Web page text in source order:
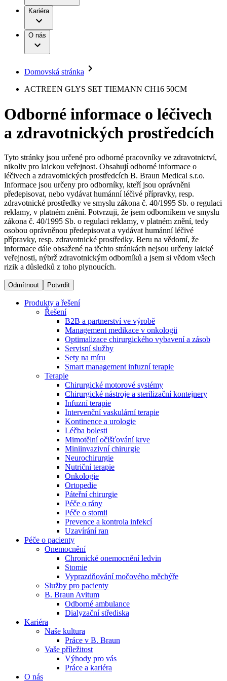
Léčba bolesti
Mimotělní očišťování krve
Neurochirurgie
Onkologie
Ortopedie
Páteřní chirurgie
Péče o rány
Prevence a kontrola infekcí
Uzavírání ran
Řešení
Terapie
Produktový katalog​
Objevte naše produkty. Navštivte produktový katalog B.
Braun s našim kompletním produktovým portfoliem.
Onemocnění
B. Braun Avitum
Dialyzační střediska​
B. Braun Avitum poskytuje kvalitní dialyzační péči ve všech
svých střediscích v České republice. Více informací se
dozvíte na stránkách jednotlivých středisek.
Odborné ambulance
Naše specializované ambulance jsou tu pro vás. Zvolte
specializaci a město, které potřebujete, a objednejte se do naší
ambulance.
Práce a kariéra
Naše kultura
Vaše příležitost​
Nabídky pracovních míst
Objevte své kariérní příležitosti ​v B. Braun. Vyhledejte náš trh
práce​ pro zajímavé pozice.​
Odpovědnost
Média
Tiskové zprávy
Kontakt
Kontaktní formulář
Registrace k odběru newsletteru
Odpovědnost
Média
Kontakt
Zůstaňte v dialogu s B. Braun. ​Kontaktujte nás.​
Kariéra
O nás
Domovská stránka
ACTREEN GLYS SET TIEMANN CH16 50CM
Odborné informace o léčivech
a zdravotnických prostředcích
Tyto stránky jsou určené pro odborné pracovníky ve zdravotnictví,
nikoliv pro laickou veřejnost. Obsahují odborné informace o
léčivech a zdravotnických prostředcích B. Braun Medical s.r.o.
Informace jsou určeny pro odborníky, kteří jsou oprávněni
předepisovat, nebo vydávat humánní léčivé přípravky, resp.
zdravotnické prostředky ve smyslu zákona č. 40/1995 Sb. o regulaci
reklamy, v platném znění. Potvrzuji, že jsem odborníkem ve smyslu
zákona č. 40/1995 Sb. o regulaci reklamy, v platném znění, tedy
osobou oprávněnou předepisovat a vydávat humánní léčivé
přípravky, resp. zdravotnické prostředky. Beru na vědomí, že
informace dále obsažené na těchto stránkách nejsou určeny laické
veřejnosti, nýbrž zdravotnickým odborníků a jsem si vědom všech
rizik a důsledků z toho plynoucích.
Odmítnout Potvrdit
Produkty a řešení
Řešení
B2B a partnerství ve výrobě
Management medikace v onkologii
Optimalizace chirurgického vybavení a zásob
Servisní služby
Sety na míru
Smart management infuzní terapie​
Terapie
Chirurgické motorové systémy
Chirurgické nástroje a sterilizační kontejnery
Infuzní terapie
Intervenční vaskulární terapie
Kontinence a urologie
Léčba bolesti
Mimotělní očišťování krve
Miniinvazivní chirurgie
Neurochirurgie
Nutriční terapie
Onkologie
Ortopedie
Páteřní chirurgie
Péče o rány
Péče o stomii
Prevence a kontrola infekcí
Uzavírání ran
Péče o pacienty
Onemocnění
Chronické onemocnění ledvin
Stomie
Vyprazdňování močového měchýře
Služby pro pacienty
B. Braun Avitum
Odborné ambulance
Dialyzační střediska
Kariéra
Naše kultura
Práce v B. Braun
Vaše příležitost​
Výhody pro vás
Práce a kariéra
O nás